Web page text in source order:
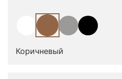
Коричневый